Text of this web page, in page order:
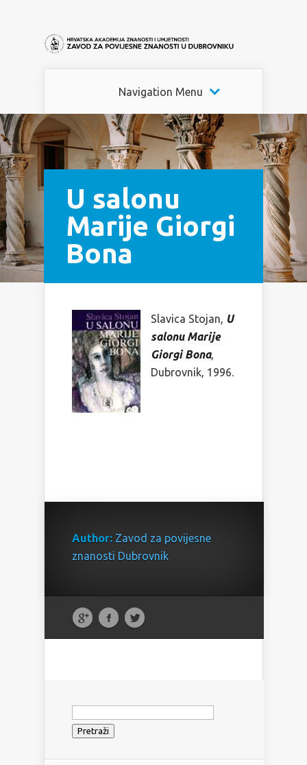
Navigation Menu
U salonu
Marije Giorgi
Bona
Slavica Stojan, U
salonu Marije
Giorgi Bona,
Dubrovnik, 1996.
Author: Zavod za povijesne
znanosti Dubrovnik
Pretraži: